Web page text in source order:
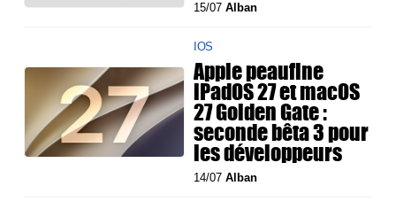
15/07Alban
IOS
Apple peaufine
iPadOS 27 et macOS
27 Golden Gate :
seconde bêta 3 pour
les développeurs
14/07Alban